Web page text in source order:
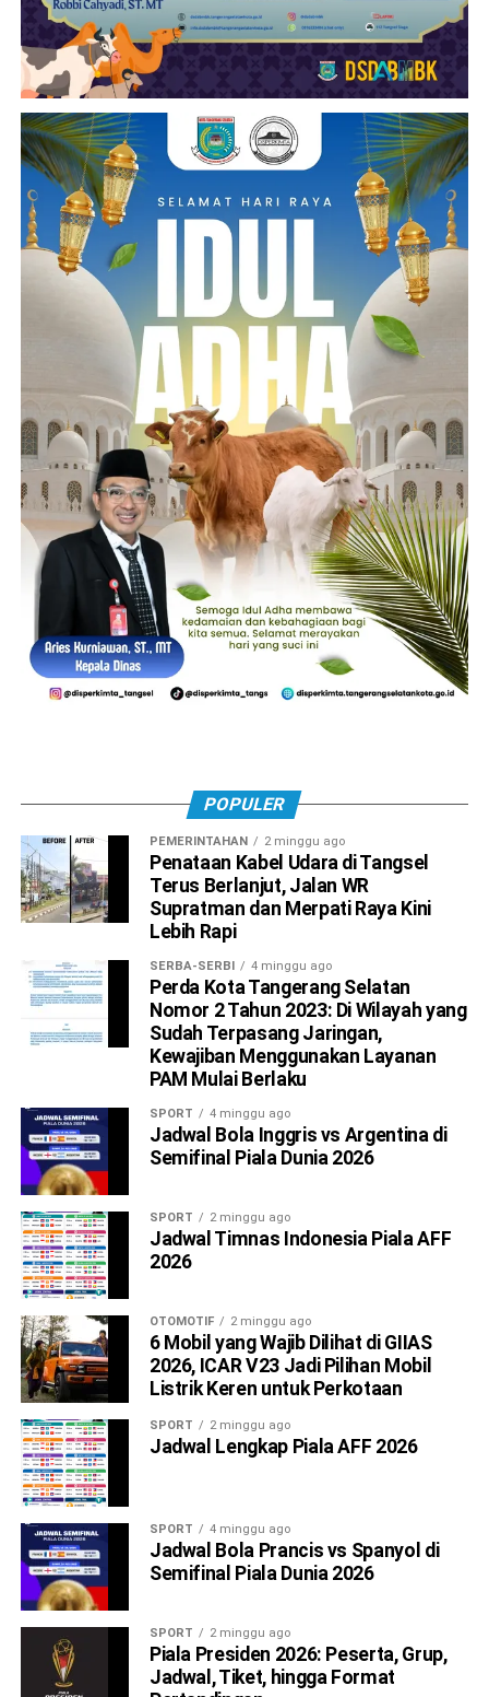
POPULER
PEMERINTAHAN 2 minggu ago
Penataan Kabel Udara di Tangsel
Terus Berlanjut, Jalan WR
Supratman dan Merpati Raya Kini
Lebih Rapi
SERBA-SERBI 4 minggu ago
Perda Kota Tangerang Selatan
Nomor 2 Tahun 2023: Di Wilayah yang
Sudah Terpasang Jaringan,
Kewajiban Menggunakan Layanan
PAM Mulai Berlaku
SPORT 4 minggu ago
Jadwal Bola Inggris vs Argentina di
Semifinal Piala Dunia 2026
SPORT 2 minggu ago
Jadwal Timnas Indonesia Piala AFF
2026
OTOMOTIF 2 minggu ago
6 Mobil yang Wajib Dilihat di GIIAS
2026, ICAR V23 Jadi Pilihan Mobil
Listrik Keren untuk Perkotaan
SPORT 2 minggu ago
Jadwal Lengkap Piala AFF 2026
SPORT 4 minggu ago
Jadwal Bola Prancis vs Spanyol di
Semifinal Piala Dunia 2026
SPORT 2 minggu ago
Piala Presiden 2026: Peserta, Grup,
Jadwal, Tiket, hingga Format